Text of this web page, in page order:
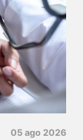
05 ago 2026